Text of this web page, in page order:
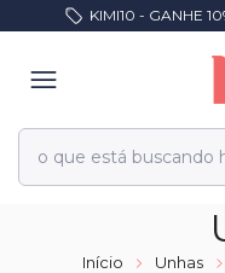
KIMI10 - GANHE
Início Unhas